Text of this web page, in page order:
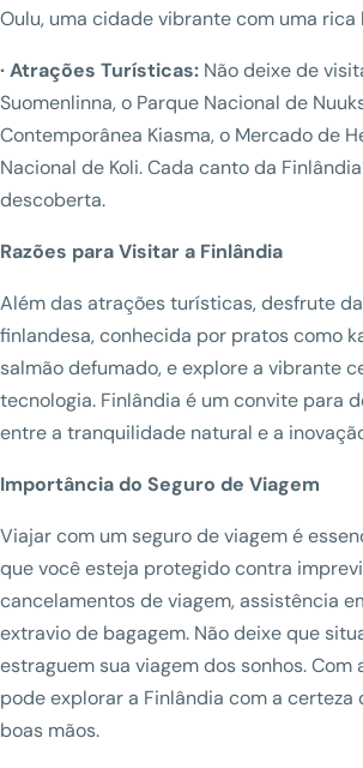
Oulu, uma cidade vibrante com uma
· Atrações Turísticas: Não deixe de
Suomenlinna, o Parque Nacional de
Contemporânea Kiasma, o Mercado de
Nacional de Koli. Cada canto da
descoberta.
Razões para Visitar a Finlândia
Além das atrações turísticas, desfrute
finlandesa, conhecida por pratos como
salmão defumado, e explore a vibrante
tecnologia. Finlândia é um convite para
entre a tranquilidade natural e a
Importância do Seguro de Viagem
Viajar com um seguro de viagem é
que você esteja protegido contra
cancelamentos de viagem, assistência
extravio de bagagem. Não deixe que
estraguem sua viagem dos sonhos. Com
pode explorar a Finlândia com a certeza
boas mãos.